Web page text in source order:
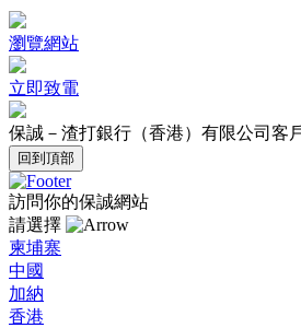
瀏覽網站
立即致電
保誠－渣打銀行（香港）有限公司客
回到頂部
訪問你的保誠網站
請選擇
柬埔寨
中國
加納
香港